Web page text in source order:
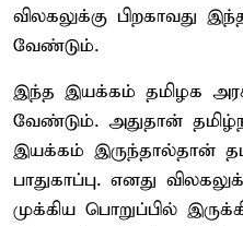
விலகலுக்கு பிறகாவது
வேண்டும்.
இந்த இயக்கம் தமிழக
வேண்டும். அதுதான்
இயக்கம் இருந்தால்தான்
பாதுகாப்பு. எனது
முக்கிய பொறுப்பில்